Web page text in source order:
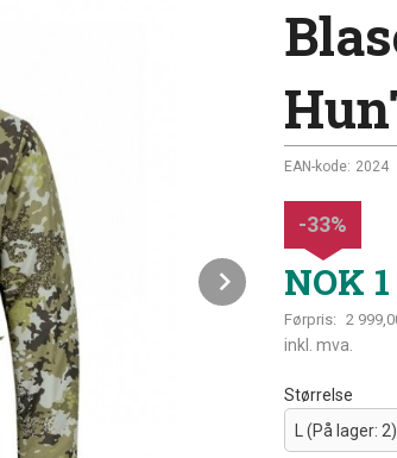
Next
EAN-kode: 2024
NOK
Førpris: 2
Rabatt
-33%
inkl. mva.
Størrelse